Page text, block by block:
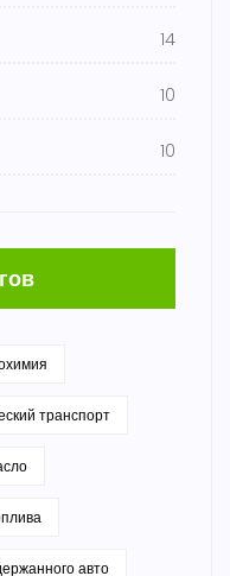
14
10
10
транспорт
авто